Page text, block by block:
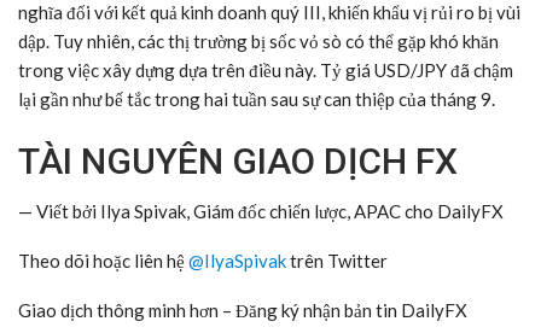
nghĩa đối với kết quả kinh doanh quý III, khiến khẩu vị rủi ro bị vùi
dập. Tuy nhiên, các thị trường bị sốc vỏ sò có thể gặp khó khăn
trong việc xây dựng dựa trên điều này. Tỷ giá USD/JPY đã chậm
lại gần như bế tắc trong hai tuần sau sự can thiệp của tháng 9.
TÀI NGUYÊN GIAO DỊCH FX
— Viết bởi Ilya Spivak, Giám đốc chiến lược, APAC cho DailyFX
Theo dõi hoặc liên hệ @IlyaSpivaktrên Twitter
Giao dịch thông minh hơn – Đăng ký nhận bản tin DailyFX